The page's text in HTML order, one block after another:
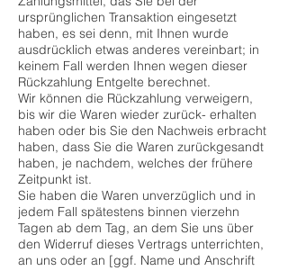
ursprünglichen Transaktion eingesetzt
haben, es sei denn, mit Ihnen wurde
ausdrücklich etwas anderes vereinbart; in
keinem Fall werden Ihnen wegen dieser
Rückzahlung Entgelte berechnet.
Wir können die Rückzahlung verweigern,
bis wir die Waren wieder zurück- erhalten
haben oder bis Sie den Nachweis erbracht
haben, dass Sie die Waren zurückgesandt
haben, je nachdem, welches der frühere
Zeitpunkt ist.
Sie haben die Waren unverzüglich und in
jedem Fall spätestens binnen vierzehn
Tagen ab dem Tag, an dem Sie uns über
den Widerruf dieses Vertrags unterrichten,
an uns oder an [ggf. Name und Anschrift